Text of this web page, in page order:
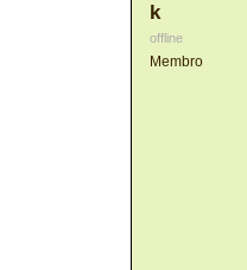
k
offline
Membro